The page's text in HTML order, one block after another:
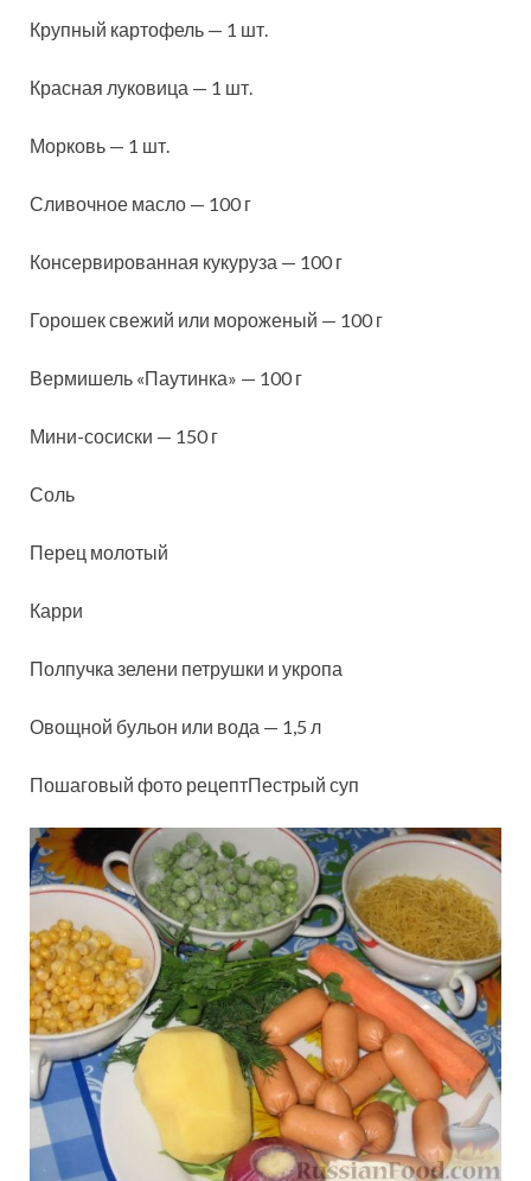
Крупный картофель — 1 шт.
Красная луковица — 1 шт.
Морковь — 1 шт.
Сливочное масло — 100 г
Консервированная кукуруза — 100 г
Горошек свежий или мороженый — 100 г
Вермишель «Паутинка» — 100 г
Мини-сосиски — 150 г
Соль
Перец молотый
Карри
Полпучка зелени петрушки и укропа
Овощной бульон или вода — 1,5 л
Пошаговый фото рецептПестрый суп